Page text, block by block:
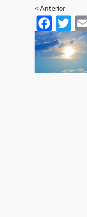
enlaces
de
ayuda
a
la
< Anterior
F
ac
e
b
T
w
itt
er